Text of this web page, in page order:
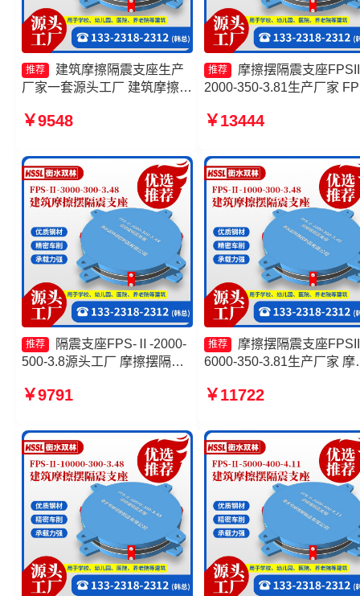
推荐
建筑摩擦隔震支座生产
厂家一套源头工厂 建筑摩擦摆
FPSII-6000-350-3.81 摩擦摆
￥9548
推荐
摩擦摆隔震支座
2000-350-3.81生产厂家
震支座厂家 摩擦摆隔震支
￥13444
推荐
隔震支座FPS-Ⅱ-2000-
500-3.8源头工厂 摩擦摆隔震
筑摩擦摆式减震支座源头工厂
￥9791
推荐
摩擦摆隔震支座
6000-350-3.81生产厂家 摩
擦摆隔震支座FPSII-2000-
座
￥11722